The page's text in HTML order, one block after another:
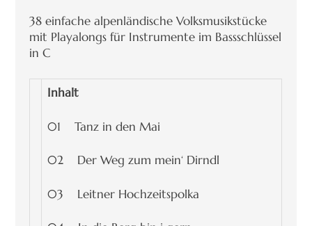
38 einfache alpenländische Volksmusikstücke
mit Playalongs für Instrumente im Bassschlüssel
in C
Inhalt
01 Tanz in den Mai
02 Der Weg zum mein‘ Dirndl
03 Leitner Hochzeitspolka